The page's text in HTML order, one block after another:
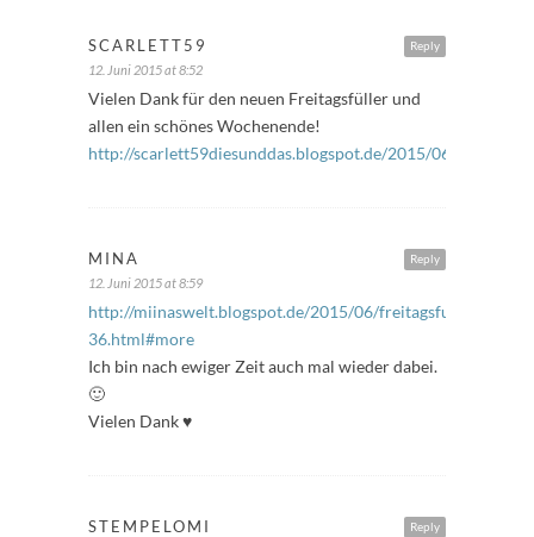
Reply
SCARLETT59
12. Juni 2015 at 8:52
Vielen Dank für den neuen Freitagsfüller und
allen ein schönes Wochenende!
http://scarlett59diesunddas.blogspot.de/2015/06/
Reply
MINA
12. Juni 2015 at 8:59
http://miinaswelt.blogspot.de/2015/06/freitagsfuller-
36.html#more
Ich bin nach ewiger Zeit auch mal wieder dabei.
🙂
Vielen Dank ♥
Reply
STEMPELOMI